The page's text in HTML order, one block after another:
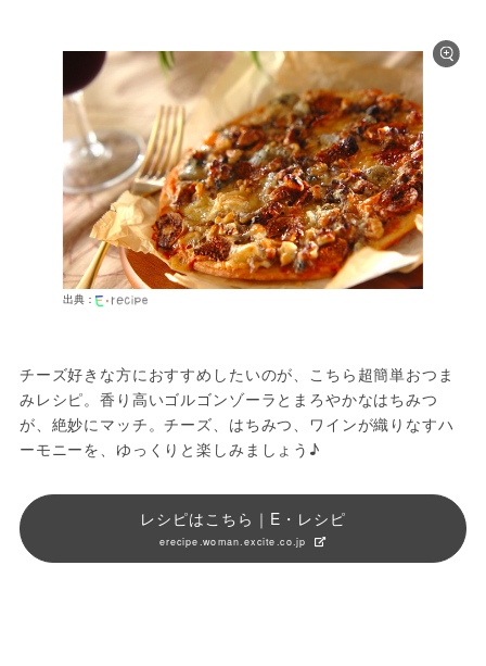
出典：
チーズ好きな方におすすめしたいのが、こちら超簡単おつま
みレシピ。香り高いゴルゴンゾーラとまろやかなはちみつ
が、絶妙にマッチ。チーズ、はちみつ、ワインが織りなすハ
ーモニーを、ゆっくりと楽しみましょう♪
レシピはこちら｜E・レシピ
erecipe.woman.excite.co.jp